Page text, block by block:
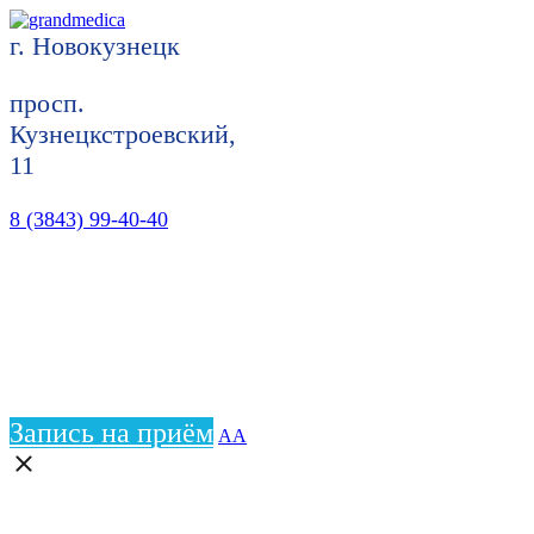
г. Новокузнецк
просп.
Кузнецкстроевский,
11
8 (3843) 99-40-40
Запись на приём АА